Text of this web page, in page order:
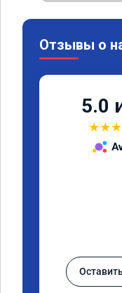
Отзывы о
5.0
★★★